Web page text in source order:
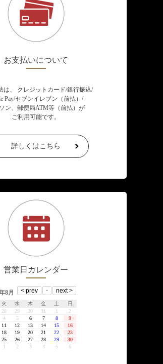
お支払いについて
は、 クレジットカード/銀行振込/
Pay/セブンイレブン（前払）/
ン、郵便局ATM等（前払）が
ご利用可能です。
詳しくはこちら
営業日カレンダー